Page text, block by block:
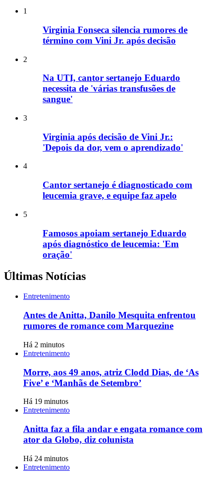
1
Virginia Fonseca silencia rumores de
término com Vini Jr. após decisão
2
Na UTI, cantor sertanejo Eduardo
necessita de 'várias transfusões de
sangue'
3
Virginia após decisão de Vini Jr.:
'Depois da dor, vem o aprendizado'
4
Cantor sertanejo é diagnosticado com
leucemia grave, e equipe faz apelo
5
Famosos apoiam sertanejo Eduardo
após diagnóstico de leucemia: 'Em
oração'
Últimas Notícias
Entretenimento
Antes de Anitta, Danilo Mesquita enfrentou
rumores de romance com Marquezine
Há 2 minutos
Entretenimento
Morre, aos 49 anos, atriz Clodd Dias, de ‘As
Five’ e ‘Manhãs de Setembro’
Há 19 minutos
Entretenimento
Anitta faz a fila andar e engata romance com
ator da Globo, diz colunista
Há 24 minutos
Entretenimento